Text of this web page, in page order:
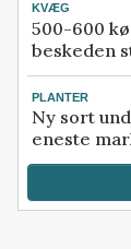
KVÆG
500-600
beskeden
PLANTER
Ny sort
eneste